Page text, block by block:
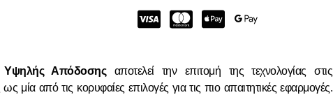
Υψηλής Απόδοσηςαποτελεί την επιτομή της τεχνολογίας στις
μία από τις κορυφαίες επιλογές για τις πιο απαιτητικές εφαρμογές.